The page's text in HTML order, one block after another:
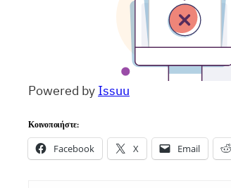
Powered by Issuu
Κοινοποιήστε:
Facebook X Email